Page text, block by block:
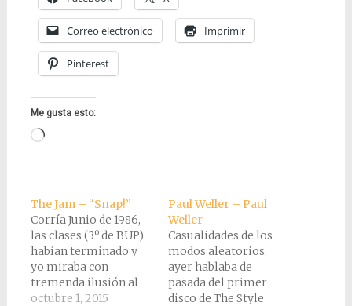
Correo electrónico Imprimir
Pinterest
Me gusta esto:
Cargando...
The Jam – “Snap!”
Corría Junio de 1986,
las clases (3º de BUP)
habían terminado y
yo miraba con
tremenda ilusión al
verano, pasaría un
octubre 1, 2015
Paul Weller – Paul
Weller
Casualidades de los
modos aleatorios,
ayer hablaba de
pasada del primer
disco de The Style